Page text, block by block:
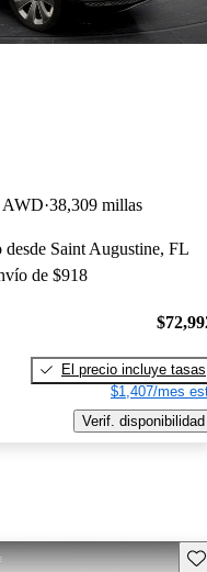
AWD 38,309 millas
Saint Augustine, FL
de $918
El precio incluye tasas
$1,407/mes
Verif. disponibilidad